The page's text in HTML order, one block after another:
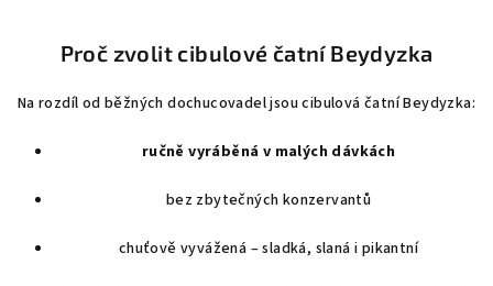
s
u
Proč zvolit cibulové čatní Beydyzka
Na rozdíl od běžných dochucovadel jsou cibulová čatní Beydyzka:
ručně vyráběná v malých dávkách
bez zbytečných konzervantů
chuťově vyvážená – sladká, slaná i pikantní